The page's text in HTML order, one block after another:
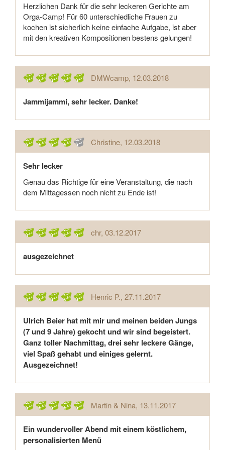
Herzlichen Dank für die sehr leckeren Gerichte am
Orga-Camp! Für 60 unterschiedliche Frauen zu
kochen ist sicherlich keine einfache Aufgabe, ist aber
mit den kreativen Kompositionen bestens gelungen!
DMWcamp, 12.03.2018
Jammijammi, sehr lecker. Danke!
Christine, 12.03.2018
Sehr lecker
Genau das Richtige für eine Veranstaltung, die nach
dem Mittagessen noch nicht zu Ende ist!
chr, 03.12.2017
ausgezeichnet
Henric P., 27.11.2017
Ulrich Beier hat mit mir und meinen beiden Jungs
(7 und 9 Jahre) gekocht und wir sind begeistert.
Ganz toller Nachmittag, drei sehr leckere Gänge,
viel Spaß gehabt und einiges gelernt.
Ausgezeichnet!
Martin & Nina, 13.11.2017
Ein wundervoller Abend mit einem köstlichem,
personalisierten Menü